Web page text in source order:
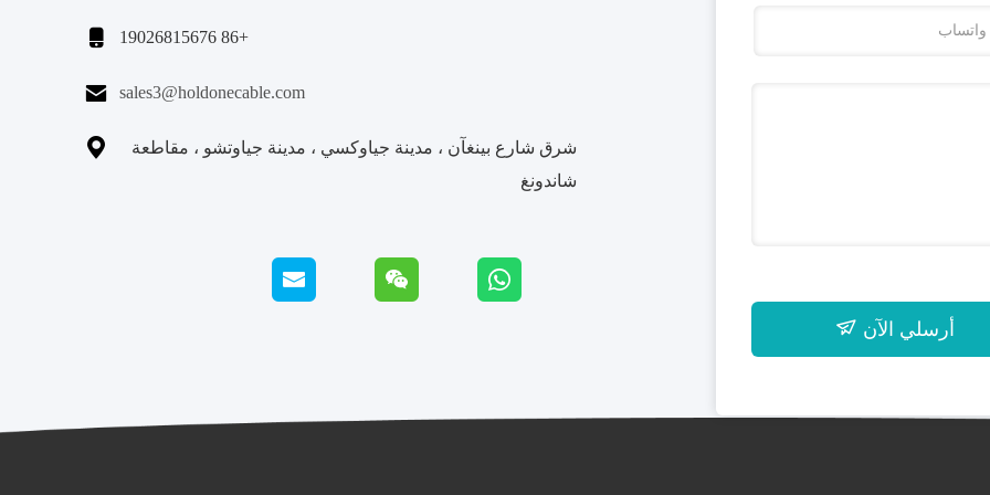
 +86 19026815676
 sales3@holdonecable.com

شرق شارع بينغآن ، مدينة جياوكسي ، مدينة جياوتشو ، مقاطعة
شاندونغ
أرسلي الآن